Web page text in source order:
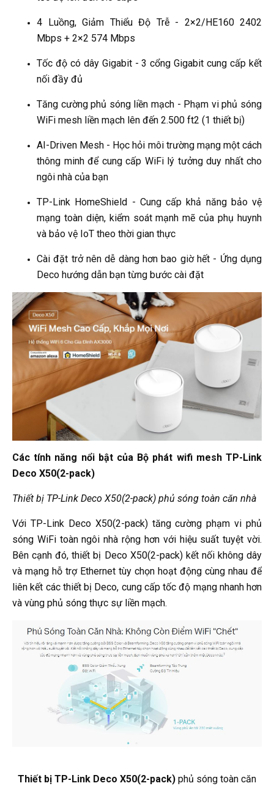
4 Luồng, Giảm Thiểu Độ Trễ - 2×2/HE160 2402
Mbps + 2×2 574 Mbps
Tốc độ có dây Gigabit - 3 cổng Gigabit cung cấp kết
nối đầy đủ
Tăng cường phủ sóng liền mạch - Phạm vi phủ sóng
WiFi mesh liền mạch lên đến 2.500 ft2 (1 thiết bị)
AI-Driven Mesh - Học hỏi môi trường mạng một cách
thông minh để cung cấp WiFi lý tưởng duy nhất cho
ngôi nhà của bạn
TP-Link HomeShield - Cung cấp khả năng bảo vệ
mạng toàn diện, kiểm soát mạnh mẽ của phụ huynh
và bảo vệ IoT theo thời gian thực
Cài đặt trở nên dễ dàng hơn bao giờ hết - Ứng dụng
Deco hướng dẫn bạn từng bước cài đặt
Các tính năng nổi bật của Bộ phát wifi mesh TP-Link
Deco X50(2-pack)
Thiết bị TP-Link Deco X50(2-pack) phủ sóng toàn căn nhà
Với TP-Link Deco X50(2-pack) tăng cường phạm vi phủ
sóng WiFi toàn ngôi nhà rộng hơn với hiệu suất tuyệt vời.
Bên cạnh đó, thiết bị Deco X50(2-pack) kết nối không dây
và mạng hỗ trợ Ethernet tùy chọn hoạt động cùng nhau để
liên kết các thiết bị Deco, cung cấp tốc độ mạng nhanh hơn
và vùng phủ sóng thực sự liền mạch.
Thiết bị TP-Link Deco X50(2-pack) phủ sóng toàn căn